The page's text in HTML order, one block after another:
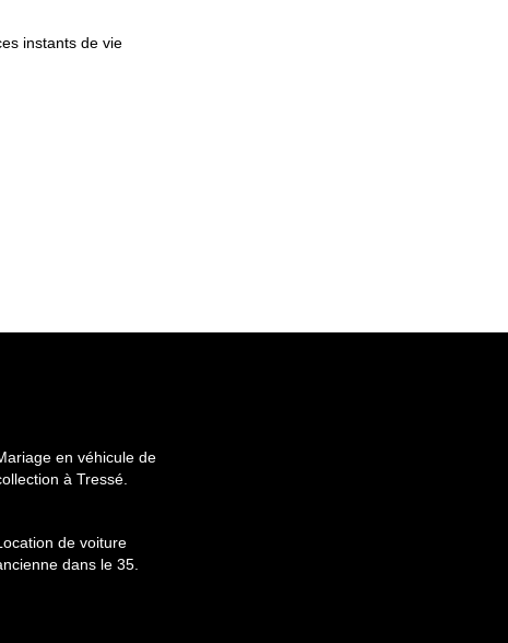
instants de vie
en véhicule de
à Tressé.
de voiture
dans le 35.